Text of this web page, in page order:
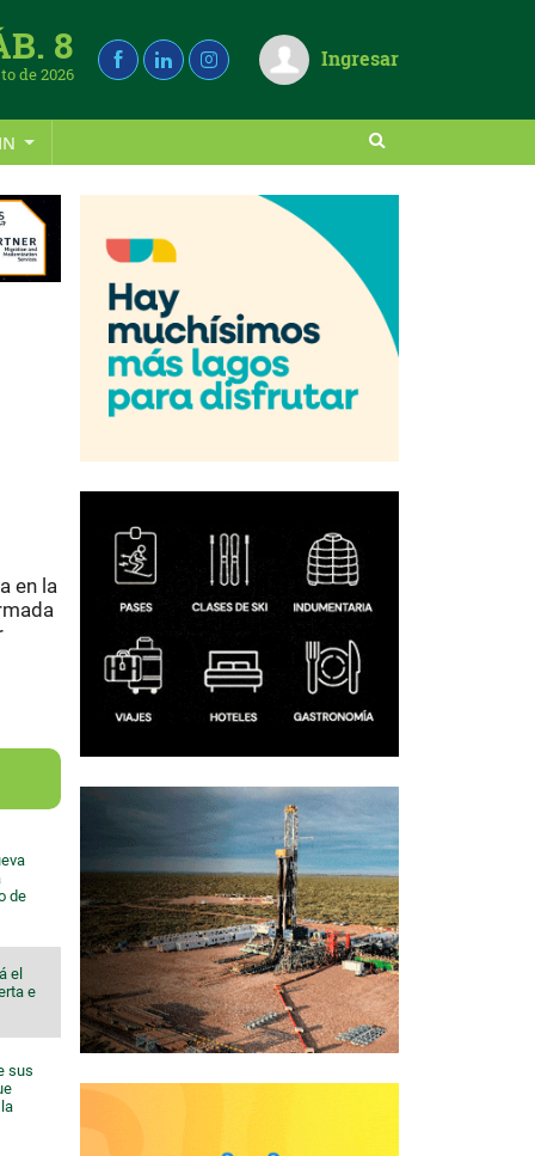
8
de 2026
Ingresar
en la
de
el
e
sus